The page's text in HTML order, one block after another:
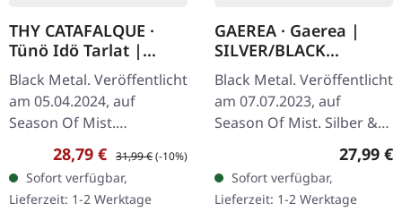
THY CATAFALQUE ·
Tünö Idö Tarlat |
BLACK 2LP
Black Metal. Veröffentlicht
am 05.04.2024, auf
Season Of Mist.
Schwarzes Doppel-Vinyl
im Gatefold-Cover. "Tűnő
Idő Tárlat" ist eine
faszinierende…
Verkaufspreis:
28,79 € Regulärer Preis:
31,99 €(-10%)
Sofort verfügbar,
Lieferzeit: 1-2 Werktage
GAEREA · Gaerea |
SILVER/BLACK
MARBLED LP
Black Metal. Veröffentlicht
am 07.07.2023, auf
Season Of Mist. Silber &
schwarz marmoriertes
Vinyl, Deluxe Gatefold-
Cover in Soft-Touch-
Mattlaminat.…
27,99 €
Sofort verfügbar,
Lieferzeit: 1-2 Werktage